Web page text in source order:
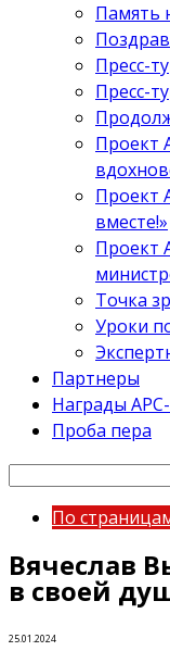
Память
Пресс-
Пресс-
Проект
Проект
вместе!»
Проект
Точка
Уроки
Партнеры
Награды
Проба пера
По
Вячеслав
в своей
25.01.2024